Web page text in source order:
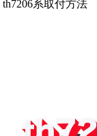
th7206系取付方法